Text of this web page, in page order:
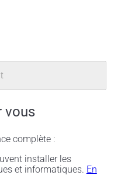
vous
complète :
installer les
et informatiques. En